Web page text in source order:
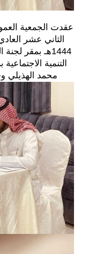
عقدت الجمعية
1444هـ بمقر
التنمية
محمد الهذيلي